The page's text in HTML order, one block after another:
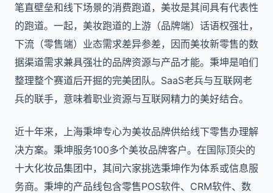
笔直壁垒和线下场景的消费跑道，美妆是其间具有代表性
的跑道。一起，美妆跑道的上游（品牌端）话语权强壮，
下流（零售端）业态需求差异参差，因而美妆新零售的数
据渠道需求兼具强壮的品牌资源与产品才能。秉坤是咱们
整理整个赛道后开掘的完美团队。SaaS老兵与互联网老
兵的联手，意味着职业资源与互联网精力的美好结合。
近十年来，上海秉坤专心为美妆品牌供给线下零售办理解
决方案。秉坤服务100多个美妆品牌客户。在国际顶尖的
十大化妆品集团中，其间六家挑选秉坤作为体系或信息服
务商。秉坤的产品线包含零售POS软件、CRM软件、数